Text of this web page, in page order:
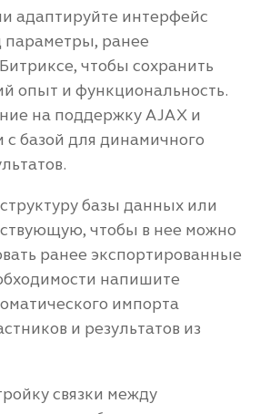
адаптируйте интерфейс
параметры, ранее
чтобы сохранить
опыт и функциональность.
на поддержку AJAX и
базой для динамичного
базы данных или
чтобы в нее можно
ранее экспортированные
напишите
импорта
и результатов из
связки между